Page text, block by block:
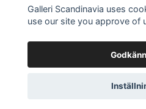
2026
Tis-Fre 11-18 ·
inbjudningar till
offentligt.
Inga erbjudanden. Bara konst
Galleri Scandinavia uses
use our site you approve of